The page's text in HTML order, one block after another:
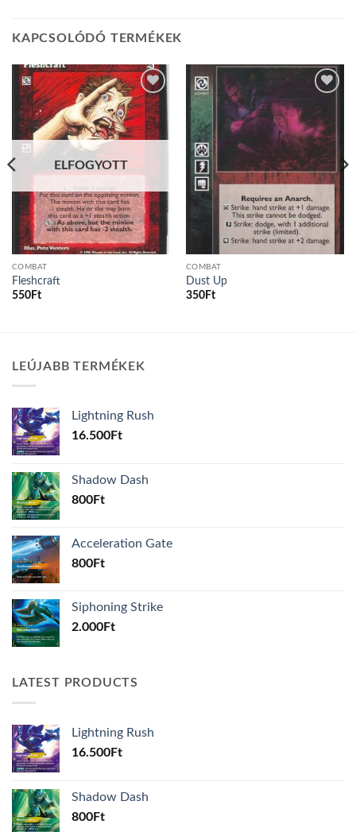
KAPCSOLÓDÓ TERMÉKEK
Add to
wishlist
ELFOGYOTT
COMBAT
Fleshcraft
550Ft
COMBAT
Dust Up
350Ft
LEÚJABB TERMÉKEK
Lightning Rush
16.500Ft
Shadow Dash
800Ft
Acceleration Gate
800Ft
Siphoning Strike
2.000Ft
LATEST PRODUCTS
Lightning Rush
16.500Ft
Shadow Dash
800Ft